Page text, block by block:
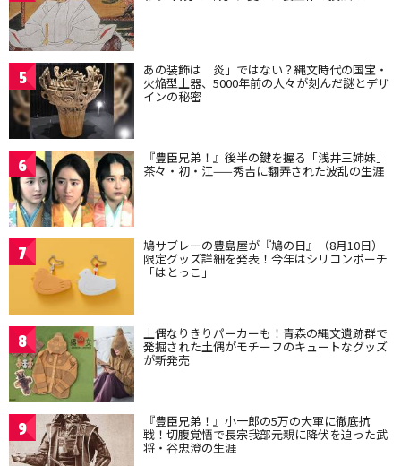
5 あの装飾は「炎」ではない？縄文時代の国宝・
火焔型土器、5000年前の人々が刻んだ謎とデザ
インの秘密
6 『豊臣兄弟！』後半の鍵を握る「浅井三姉妹」
茶々・初・江——秀吉に翻弄された波乱の生涯
7 鳩サブレーの豊島屋が『鳩の日』（8月10日）
限定グッズ詳細を発表！今年はシリコンポーチ
「はとっこ」
8 土偶なりきりパーカーも！青森の縄文遺跡群で
発掘された土偶がモチーフのキュートなグッズ
が新発売
9 『豊臣兄弟！』小一郎の5万の大軍に徹底抗
戦！切腹覚悟で長宗我部元親に降伏を迫った武
将・谷忠澄の生涯